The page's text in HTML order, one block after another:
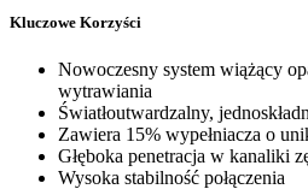
Kluczowe Korzyści
Nowoczesny system wiążący
wytrawiania
Światłoutwardzalny,
Zawiera 15% wypełniacza o
Głęboka penetracja w kanaliki
Wysoka stabilność połączenia